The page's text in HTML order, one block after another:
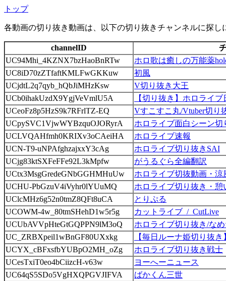
トップ
各動画の切り抜き動画は、以下の切り抜きチャンネルに探し
channelID
UC94Mhi_4KZNX7bzHaoBnRTw
ホロ歌は癒しの万能薬
UC8iD70zZTfaftKMLFwGKKuw
初風
UCjdtL2q7qyb_hQbJiMHzKsw
V切り抜き大王
UCb0ihakUzdX9YgjVeVmlU5A
【切り抜き】ホロライブ
UCeoFz8p5HzS9k7RFrlTZ-EQ
Vすこすこ丸/Vtuber切り
UCpySVC1VjwWYBzquOJORyrA
ホロライブ面白シーン
UCLVQAHfmh0KRIXv3oCAeiHA
ホロライブ速報
UCN-T9-uNPAfghzajxxY3cAg
ホロライブ切り抜きSAI
UCjg83ktSXFeFFe92L3kMpfw
がうるぐら全編翻訳
UCtx3MsgGredeGNbGGHMHuUw
ホロライブ切抜動画・涼
UCHU-PbGzuV4iVyhr0lYUuMQ
ホロライブ切り抜き・憩
UClcMHz6g52n0tmZ8QFt8uCA
とりぷる
UCOWM-4w_80tmSHehD1w5r5g
カットライブ_/_CutLive
UCUbAVVpHteGtGQPPN9lM3oQ
ホロライブ切り抜き/な
UC_ZRBXpeil1wBnGF80UXxkg
【毎日ルーナ姫切り抜
UCYX_cBFxsfbYUBpO2MH_oZg
ホロライブ切り抜き戦士
UCesTxiT0eo4bCiizcH-v63w
ヨーへーニュース
UC64qS5SDo5VgHXQPGVJIFVA
ばかくん三世